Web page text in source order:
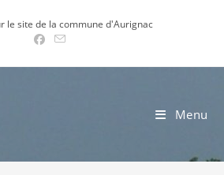
le site de la commune d'Aurignac
Menu